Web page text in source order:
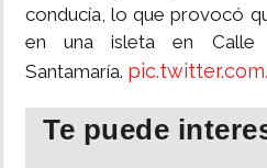
conducía, lo que provocó
en una isleta en Calle
Santamaría.
Te puede